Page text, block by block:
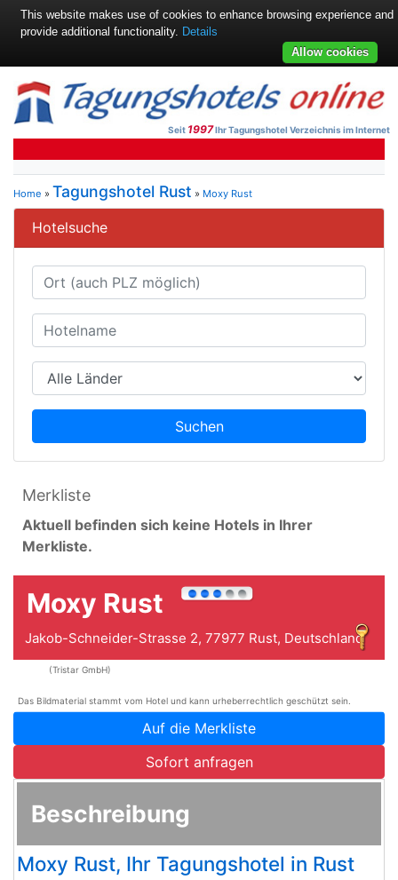
Seit 1997Ihr Tagungshotel Verzeichnis im Internet
Home » Tagungshotel Rust » Moxy Rust
Hotelsuche
Suchen
Merkliste
Aktuell befinden sich keine Hotels in Ihrer
Merkliste.
Moxy Rust
Jakob-Schneider-Strasse 2, 77977 Rust, Deutschland
(Tristar GmbH)
Das Bildmaterial stammt vom Hotel und kann urheberrechtlich geschützt sein.
Zurück
Auf die Merkliste
Sofort anfragen
Beschreibung
Moxy Rust, Ihr Tagungshotel in Rust
This website makes use of cookies to enhance browsing experience and
provide additional functionality. Details
Allow cookies